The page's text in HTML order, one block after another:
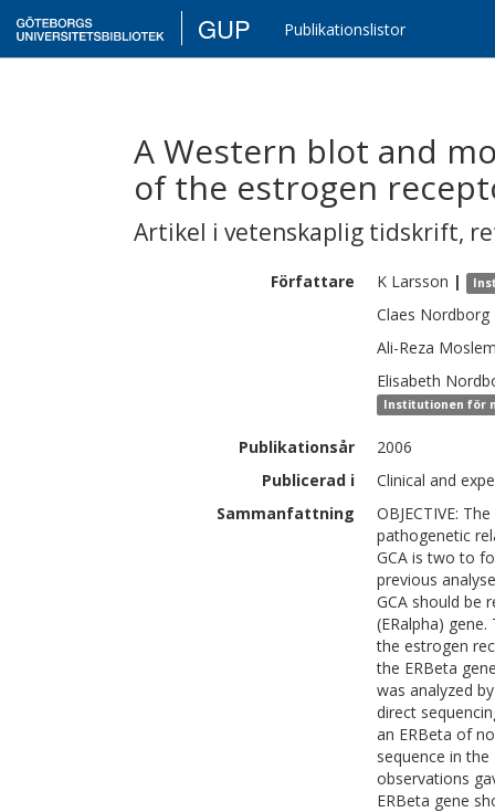
GUP Publikationslistor
A Western blot and
of the estrogen
Artikel i vetenskaplig tidskrift,
Författare K Larsson |
Claes Nordborg
Ali-Reza
Elisabeth
Institutionen för
Publikationsår
2006
Publicerad i
Clinical and
Sammanfattning
OBJECTIVE:
pathogenetic
GCA is two to
previous
GCA should be
(ERalpha)
the estrogen
the ERBeta
was analyzed
direct
an ERBeta of
sequence in the
observations
ERBeta gene